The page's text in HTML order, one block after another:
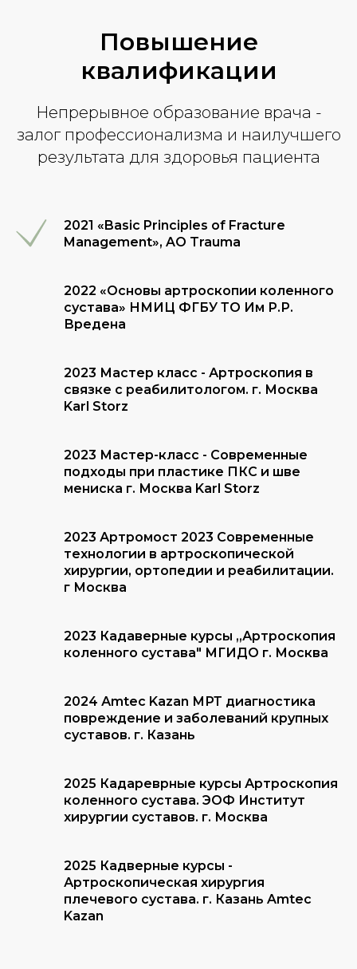
Повышение
квалификации
Непрерывное образование врача -
залог профессионализма и наилучшего
результата для здоровья пациента
2021 «Basic Principles of Fracture
Management», AO Trauma
2022 «Основы артроскопии коленного
сустава» НМИЦ ФГБУ ТО Им Р.Р.
Вредена
2023 Мастер класс - Артроскопия в
связке с реабилитологом. г. Москва
Karl Storz
2023 Мастер-класс - Современные
подходы при пластике ПКС и шве
мениска г. Москва Karl Storz
2023 Артромост 2023 Современные
технологии в артроскопической
хирургии, ортопедии и реабилитации.
г Москва
2023 Кадаверные курсы ,,Артроскопия
коленного сустава" МГИДО г. Москва
2024 Аmtec Kazan МРТ диагностика
повреждение и заболеваний крупных
суставов. г. Казань
2025 Кадареврные курсы Артроскопия
коленного сустава. ЭОФ Институт
хирургии суставов. г. Москва
2025 Кадверные курсы -
Артроскопическая хирургия
плечевого сустава. г. Казань Amtec
Kazan